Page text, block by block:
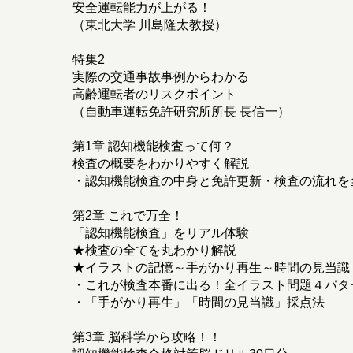
安全運転能力が上がる！
（東北大学 川島隆太教授）
特集2
実際の交通事故事例からわかる
高齢運転者のリスクポイント
（自動車運転免許研究所所長 長信一）
第1章 認知機能検査って何？
検査の概要をわかりやすく解説
・認知機能検査の中身と免許更新・検査の流れを
第2章 これで万全！
「認知機能検査」をリアル体験
★検査の全てを丸わかり解説
★イラストの記憶～手がかり再生～時間の見当識
・これが検査本番に出る！全イラスト問題４パタ
・「手がかり再生」「時間の見当識」採点法
第3章 脳科学から攻略！！